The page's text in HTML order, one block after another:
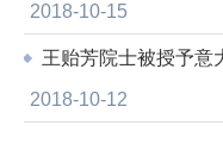
2018-10-15
王贻芳院士被授予意
2018-10-12